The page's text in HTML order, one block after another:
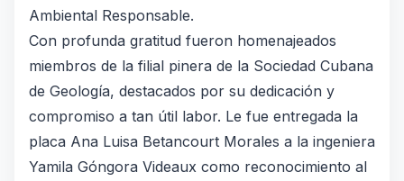
Ambiental Responsable.
Con profunda gratitud fueron homenajeados
miembros de la filial pinera de la Sociedad Cubana
de Geología, destacados por su dedicación y
compromiso a tan útil labor. Le fue entregada la
placa Ana Luisa Betancourt Morales a la ingeniera
Yamila Góngora Videaux como reconocimiento al